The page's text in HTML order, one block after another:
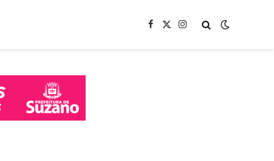
Facebook
X
Instagram